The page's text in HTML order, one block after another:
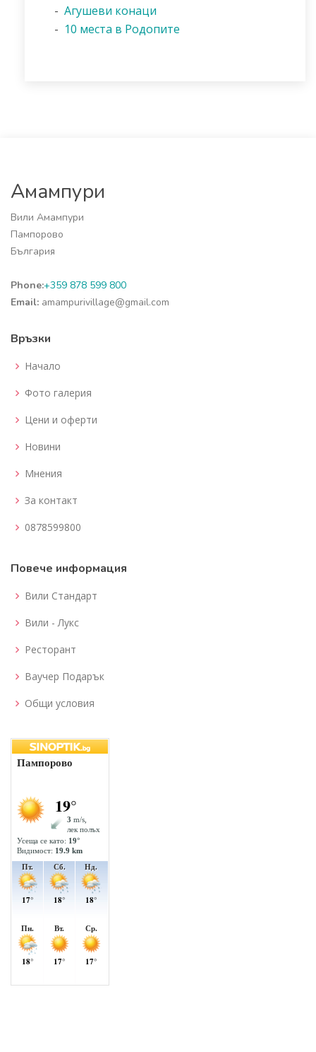
- Агушеви конаци
- 10 места в Родопите
Амампури
Вили Амампури
Пампорово
България
Phone:+359 878 599 800
Email: amampurivillage@gmail.com
Връзки
Начало
Фото галерия
Цени и оферти
Новини
Мнения
За контакт
0878599800
Повече информация
Вили Стандарт
Вили - Лукс
Ресторант
Ваучер Подарък
Общи условия